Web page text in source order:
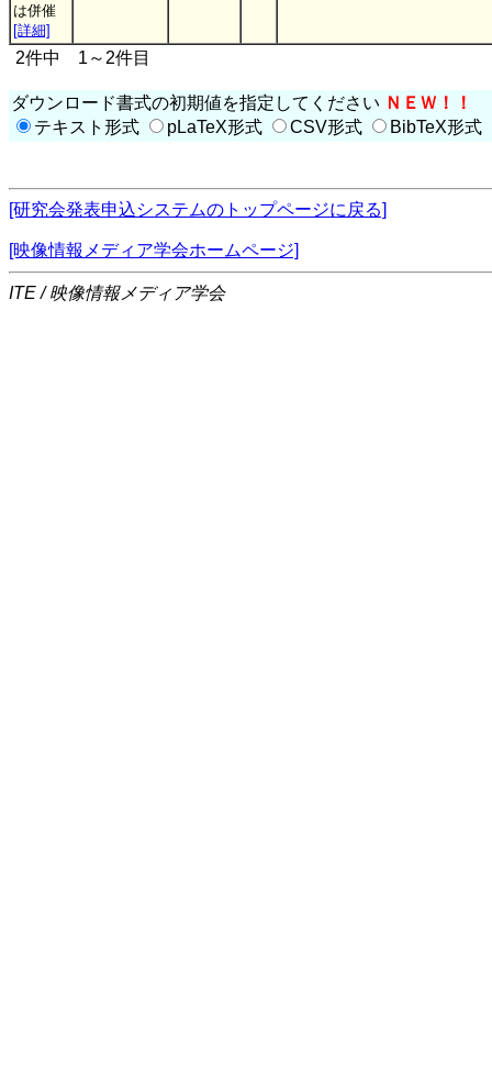
は併催
[詳細]
2件中 1～2件目
ダウンロード書式の初期値を指定してください ＮＥＷ！！
テキスト形式
pLaTeX形式 CSV形式 BibTeX形式
[研究会発表申込システムのトップページに戻る]
[映像情報メディア学会ホームページ]
ITE / 映像情報メディア学会